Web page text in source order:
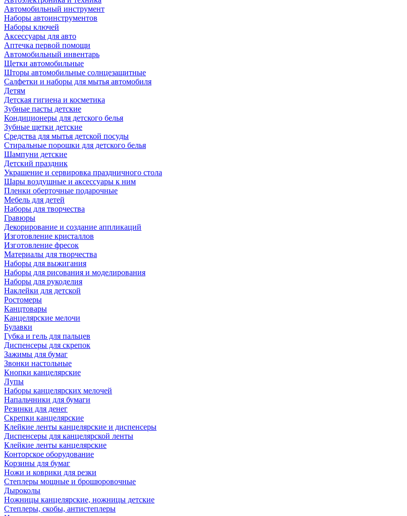
Автомобильный инструмент
Наборы автоинструментов
Наборы ключей
Аксессуары для авто
Аптечка первой помощи
Автомобильный инвентарь
Щетки автомобильные
Шторы автомобильные солнцезащитные
Салфетки и наборы для мытья автомобиля
Детям
Детская гигиена и косметика
Зубные пасты детские
Кондиционеры для детского белья
Зубные щетки детские
Средства для мытья детской посуды
Стиральные порошки для детского белья
Шампуни детские
Детский праздник
Украшение и сервировка праздничного стола
Шары воздушные и аксессуары к ним
Пленки оберточные подарочные
Мебель для детей
Наборы для творчества
Гравюры
Декорирование и создание аппликаций
Изготовление кристаллов
Изготовление фресок
Материалы для творчества
Наборы для выжигания
Наборы для рисования и моделирования
Наборы для рукоделия
Наклейки для детской
Ростомеры
Канцтовары
Канцелярские мелочи
Булавки
Губка и гель для пальцев
Диспенсеры для скрепок
Зажимы для бумаг
Звонки настольные
Кнопки канцелярские
Лупы
Наборы канцелярских мелочей
Напальчники для бумаги
Резинки для денег
Скрепки канцелярские
Клейкие ленты канцелярские и диспенсеры
Диспенсеры для канцелярской ленты
Клейкие ленты канцелярские
Конторское оборудование
Корзины для бумаг
Ножи и коврики для резки
Степлеры мощные и брошюровочные
Дыроколы
Ножницы канцелярские, ножницы детские
Степлеры, скобы, антистеплеры